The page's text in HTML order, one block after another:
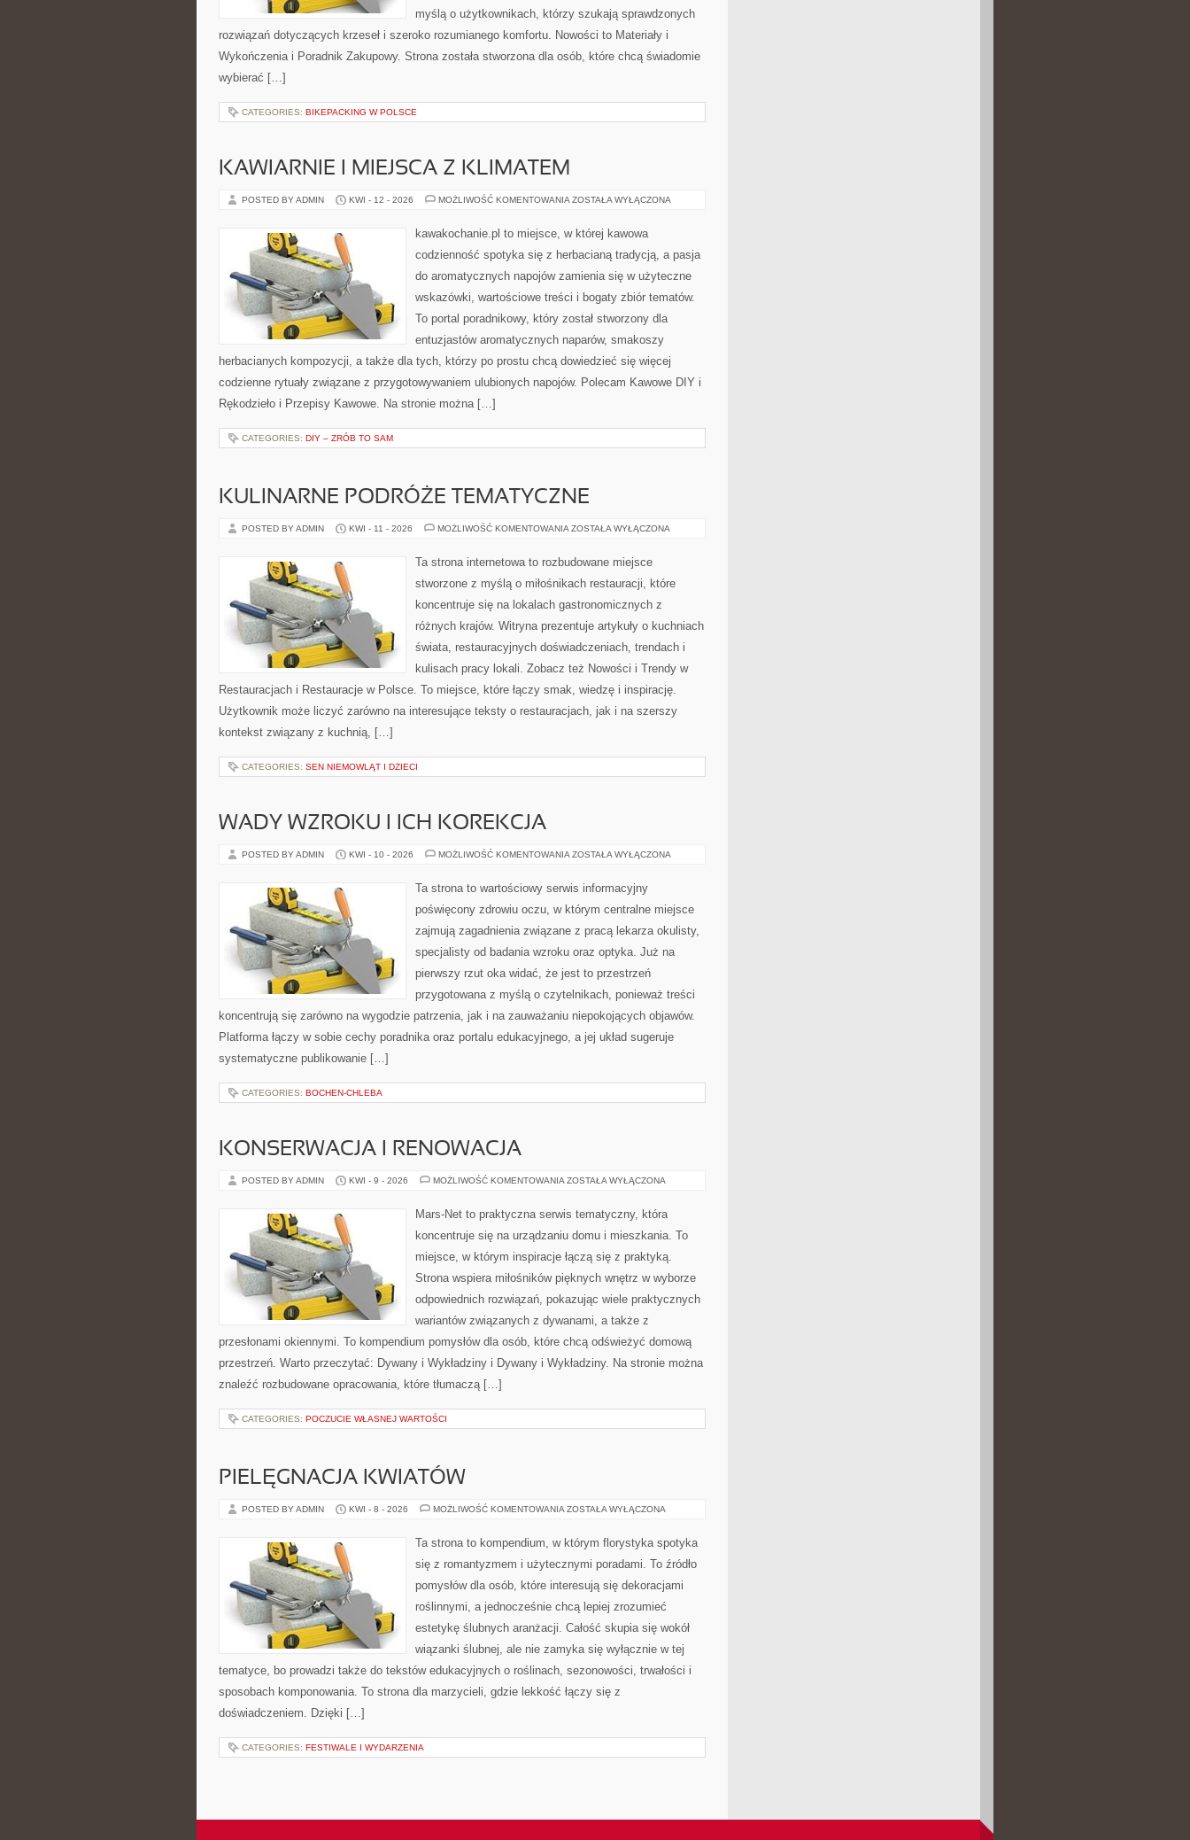
myślą o użytkownikach, którzy szukają sprawdzonych
rozwiązań dotyczących krzeseł i szeroko rozumianego komfortu. Nowości to Materiały i
Wykończenia i Poradnik Zakupowy. Strona została stworzona dla osób, które chcą świadomie
wybierać […]
CATEGORIES: BIKEPACKING W POLSCE
KAWIARNIE I MIEJSCA Z KLIMATEM
POSTED BY ADMIN KWI - 12 - 2026 MOŻLIWOŚĆ KOMENTOWANIA KAWIARNIE
KLIMATEM
ZOSTAŁA WYŁĄCZONA
kawakochanie.pl to miejsce, w której kawowa
codzienność spotyka się z herbacianą tradycją, a pasja
do aromatycznych napojów zamienia się w użyteczne
wskazówki, wartościowe treści i bogaty zbiór tematów.
To portal poradnikowy, który został stworzony dla
entuzjastów aromatycznych naparów, smakoszy
herbacianych kompozycji, a także dla tych, którzy po prostu chcą dowiedzieć się więcej
codzienne rytuały związane z przygotowywaniem ulubionych napojów. Polecam Kawowe DIY i
Rękodzieło i Przepisy Kawowe. Na stronie można […]
CATEGORIES: DIY – ZRÓB TO SAM
KULINARNE PODRÓŻE TEMATYCZNE
POSTED BY ADMIN KWI - 11 - 2026 MOŻLIWOŚĆ KOMENTOWANIA KULINARNE
ZOSTAŁA WYŁĄCZONA
Ta strona internetowa to rozbudowane miejsce
stworzone z myślą o miłośnikach restauracji, które
koncentruje się na lokalach gastronomicznych z
różnych krajów. Witryna prezentuje artykuły o kuchniach
świata, restauracyjnych doświadczeniach, trendach i
kulisach pracy lokali. Zobacz też Nowości i Trendy w
Restauracjach i Restauracje w Polsce. To miejsce, które łączy smak, wiedzę i inspirację.
Użytkownik może liczyć zarówno na interesujące teksty o restauracjach, jak i na szerszy
kontekst związany z kuchnią, […]
CATEGORIES: SEN NIEMOWLĄT I DZIECI
WADY WZROKU I ICH KOREKCJA
POSTED BY ADMIN KWI - 10 - 2026 MOŻLIWOŚĆ KOMENTOWANIA WADY
ICH
KOREKCJA
ZOSTAŁA WYŁĄCZONA
Ta strona to wartościowy serwis informacyjny
poświęcony zdrowiu oczu, w którym centralne miejsce
zajmują zagadnienia związane z pracą lekarza okulisty,
specjalisty od badania wzroku oraz optyka. Już na
pierwszy rzut oka widać, że jest to przestrzeń
przygotowana z myślą o czytelnikach, ponieważ treści
koncentrują się zarówno na wygodzie patrzenia, jak i na zauważaniu niepokojących objawów.
Platforma łączy w sobie cechy poradnika oraz portalu edukacyjnego, a jej układ sugeruje
systematyczne publikowanie […]
CATEGORIES: BOCHEN-CHLEBA
KONSERWACJA I RENOWACJA
POSTED BY ADMIN KWI - 9 - 2026 MOŻLIWOŚĆ KOMENTOWANIA KONSERWACJA
ZOSTAŁA WYŁĄCZONA
Mars-Net to praktyczna serwis tematyczny, która
koncentruje się na urządzaniu domu i mieszkania. To
miejsce, w którym inspiracje łączą się z praktyką.
Strona wspiera miłośników pięknych wnętrz w wyborze
odpowiednich rozwiązań, pokazując wiele praktycznych
wariantów związanych z dywanami, a także z
przesłonami okiennymi. To kompendium pomysłów dla osób, które chcą odświeżyć domową
przestrzeń. Warto przeczytać: Dywany i Wykładziny i Dywany i Wykładziny. Na stronie można
znaleźć rozbudowane opracowania, które tłumaczą […]
CATEGORIES: POCZUCIE WŁASNEJ WARTOŚCI
PIELĘGNACJA KWIATÓW
POSTED BY ADMIN KWI - 8 - 2026 MOŻLIWOŚĆ KOMENTOWANIA PIELĘGNACJA
ZOSTAŁA WYŁĄCZONA
Ta strona to kompendium, w którym florystyka spotyka
się z romantyzmem i użytecznymi poradami. To źródło
pomysłów dla osób, które interesują się dekoracjami
roślinnymi, a jednocześnie chcą lepiej zrozumieć
estetykę ślubnych aranżacji. Całość skupia się wokół
wiązanki ślubnej, ale nie zamyka się wyłącznie w tej
tematyce, bo prowadzi także do tekstów edukacyjnych o roślinach, sezonowości, trwałości i
sposobach komponowania. To strona dla marzycieli, gdzie lekkość łączy się z
doświadczeniem. Dzięki […]
CATEGORIES: FESTIWALE I WYDARZENIA